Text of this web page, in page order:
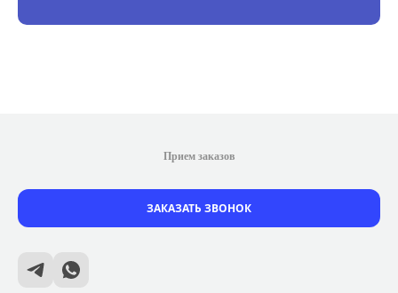
Прием заказов
ЗАКАЗАТЬ ЗВОНОК